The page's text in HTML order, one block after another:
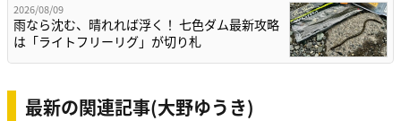
2026/08/09
雨なら沈む、晴れれば浮く！ 七色ダム最新攻略
は「ライトフリーリグ」が切り札
最新の関連記事(大野ゆうき)